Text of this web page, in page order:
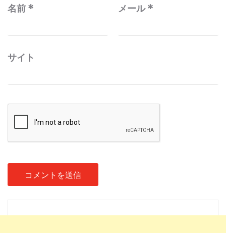
名前 * メール*
サイト